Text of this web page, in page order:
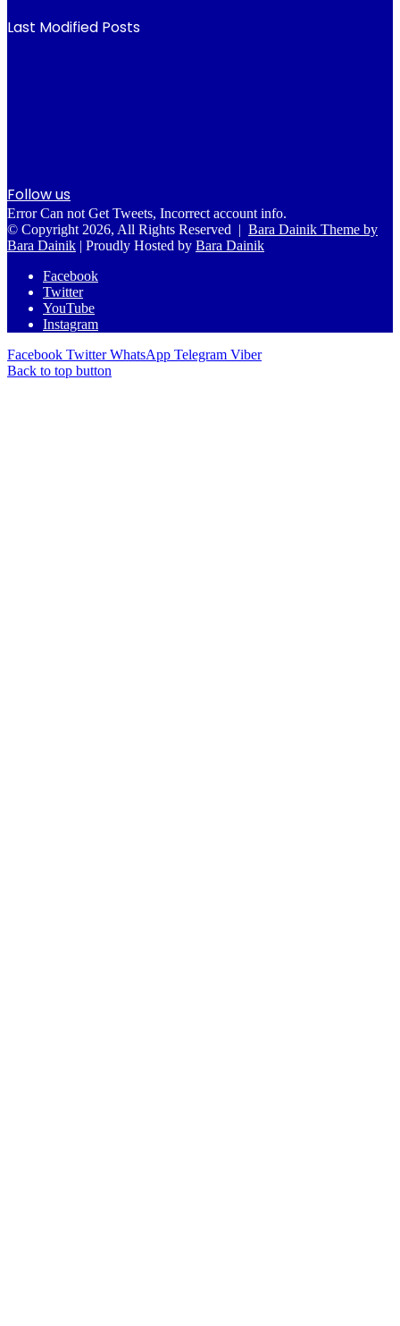
Last Modified Posts
Follow us
Error Can not Get Tweets, Incorrect account info.
© Copyright 2026, All Rights Reserved | Bara Dainik Theme by
Bara Dainik | Proudly Hosted by Bara Dainik
Facebook
Twitter
YouTube
Instagram
Facebook Twitter WhatsApp Telegram Viber
Back to top button